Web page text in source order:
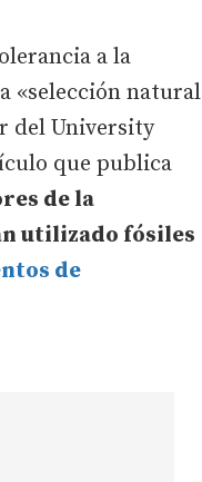
a la
«selección natural
del University
que publica
de la
utilizado fósiles
de